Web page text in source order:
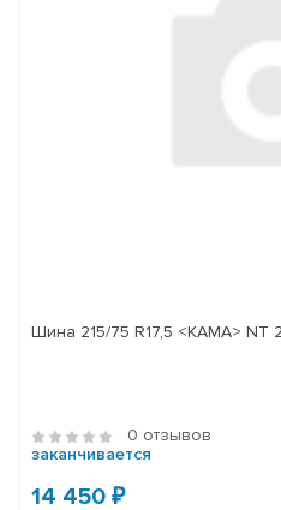
0 отзывов
заканчивается
14 450 ₽